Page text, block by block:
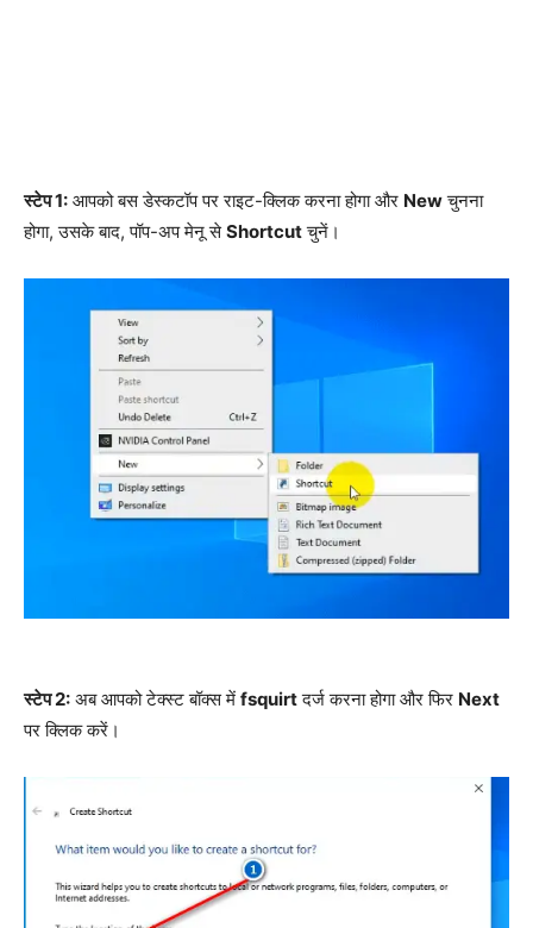
स्टेप 1: आपको बस डेस्कटॉप पर राइट-क्लिक करना होगा और Newचुनना
होगा, उसके बाद, पॉप-अप मेनू सेShortcutचुनें।
स्टेप 2: अब आपको टेक्स्ट बॉक्स में fsquirtदर्ज करना होगा और फिर Next
पर क्लिक करें।